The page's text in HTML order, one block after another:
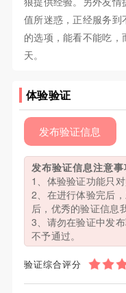
值所迷惑，正经服务
的选项，能看不能吃
天。
体验验证
发布验证信息
发布验证信息注意事
1、体验验证功能只
2、在进行体验完后
后，优秀的验证信息
3、请勿在验证中发
不予通过。
验证综合评分